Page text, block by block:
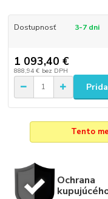
Dostupnosť 3-7 dni
1 093,40 €
888,94 € bez DPH
Tento
Ochrana